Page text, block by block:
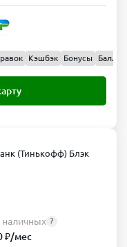
Кэшбэк Бонусы Баллы
(Тинькофф) Блэк
наличных ?
₽/мес